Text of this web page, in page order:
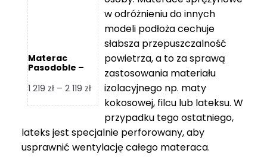
Materac
Pasodoble –
1 219 zł – 2 119 złZakres
cen:
1
219 zł
do
w odróżnieniu do innych
modeli podłoża cechuje
słabsza przepuszczalność
powietrza, a to za sprawą
zastosowania materiału
izolacyjnego np. maty
kokosowej, filcu lub lateksu. W
przypadku tego ostatniego,
lateks jest specjalnie perforowany, aby
usprawnić wentylację całego materaca.